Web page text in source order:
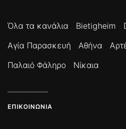
Όλα τα κανάλια Bietigheim
Αγία Παρασκευή
Αθήνα
Παλαιό Φάληρο
Νίκαια
ΕΠΙΚΟΙΝΩΝΊΑ